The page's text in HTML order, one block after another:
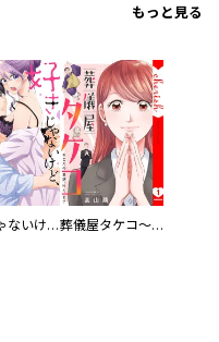
もっと見る
好きじゃないけど、抱いてください【電子単行本版／特典おまけ付き】 葬儀屋タケコ～あなたの最期、叶えます【電子単行本版】